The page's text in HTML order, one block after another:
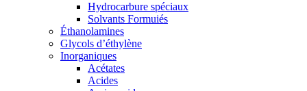
Hydrocarbure spéciaux
Solvants Formuiés
Éthanolamines
Glycols d’éthylène
Inorganiques
Acétates
Acides